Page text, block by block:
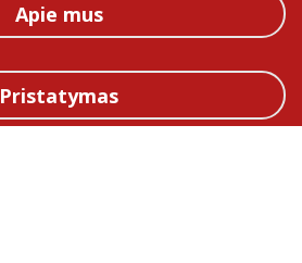
Apie mus
Pristatymas